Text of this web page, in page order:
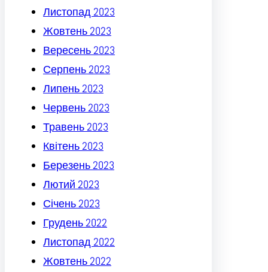
Листопад 2023
Жовтень 2023
Вересень 2023
Серпень 2023
Липень 2023
Червень 2023
Травень 2023
Квітень 2023
Березень 2023
Лютий 2023
Січень 2023
Грудень 2022
Листопад 2022
Жовтень 2022